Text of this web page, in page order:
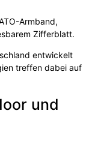
Armband,
Zifferblatt.
entwickelt
treffen dabei auf
und